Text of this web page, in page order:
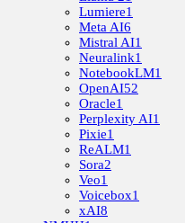
Lumiere1
Meta AI6
Mistral AI1
Neuralink1
NotebookLM1
OpenAI52
Oracle1
Perplexity AI1
Pixie1
ReALM1
Sora2
Veo1
Voicebox1
xAI8